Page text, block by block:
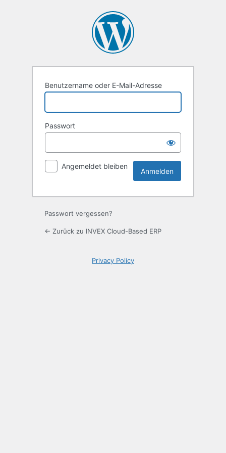
Benutzername oder E-Mail-Adresse
Passwort
Angemeldet bleiben
Passwort vergessen?
← Zurück zu INVEX Cloud-Based ERP
Privacy Policy